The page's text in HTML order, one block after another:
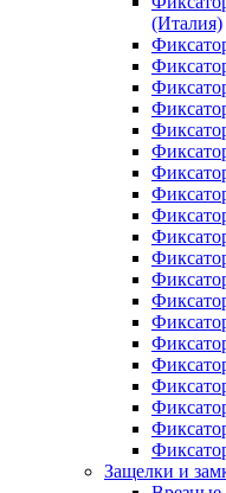
(Италия)
Защелки и